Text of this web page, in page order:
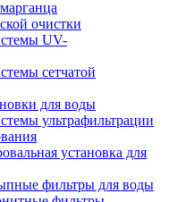
очистки
UV-
сетчатой
для воды
ультрафильтрации
установка для
фильтры для воды